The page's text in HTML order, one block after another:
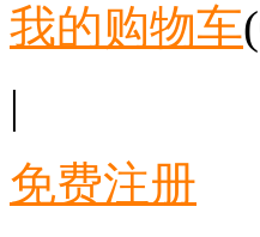
我的购物车
|
免费注册